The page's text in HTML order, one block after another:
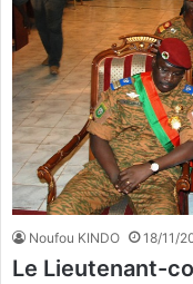
Noufou KINDO 18/11/
Le Lieutenant-